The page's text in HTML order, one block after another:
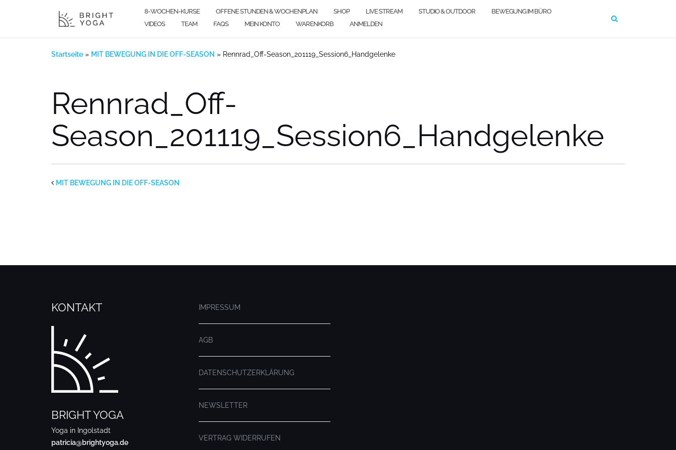
8-WOCHEN-KURSE OFFENE STUNDEN & WOCHENPLAN SHOP LIVE STREAM STUDIO & OUTDOOR
BEWEGUNG IM BÜRO
VIDEOS
TEAM FAQS MEIN KONTO WARENKORB ANMELDEN
Startseite » MIT BEWEGUNG IN DIE OFF-SEASON » Rennrad_Off-Season_201119_Session6_Handgelenke
Rennrad_Off-
Season_201119_Session6_Handgelenke
MIT BEWEGUNG IN DIE OFF-SEASON
KONTAKT
BRIGHT YOGA
Yoga in Ingolstadt
patricia@brightyoga.de
IMPRESSUM
AGB
DATENSCHUTZERKLÄRUNG
NEWSLETTER
VERTRAG WIDERRUFEN